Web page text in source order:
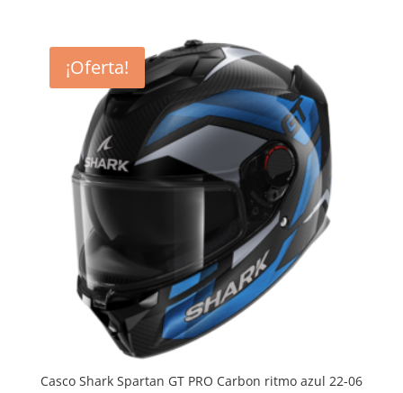
era:
359,99€.
es:
229,90€.
¡Oferta!
Casco Shark Spartan GT PRO Carbon ritmo azul 22-06